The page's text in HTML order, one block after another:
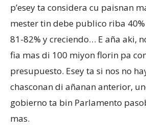
p’esey ta considera cu paisnan
mester tin debe publico riba 40%
81-82% y creciendo… E aña aki,
fia mas di 100 miyon florin pa
presupuesto. Esey ta si nos no
chasconan di añanan anterior,
gobierno ta bin Parlamento
mas.